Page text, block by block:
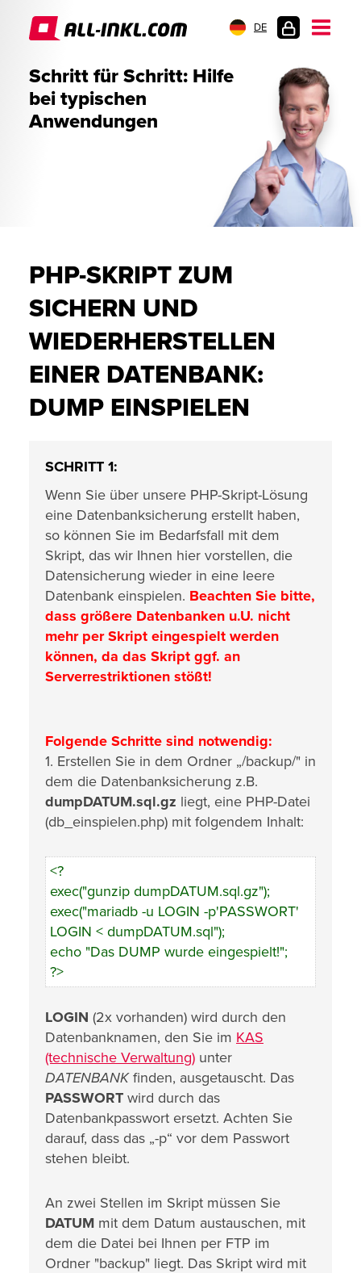
DE
Schritt für Schritt: Hilfe
bei typischen
Anwendungen
PHP-SKRIPT ZUM
SICHERN UND
WIEDERHERSTELLEN
EINER DATENBANK:
DUMP EINSPIELEN
SCHRITT 1:
Wenn Sie über unsere PHP-Skript-Lösung
eine Datenbanksicherung erstellt haben,
so können Sie im Bedarfsfall mit dem
Skript, das wir Ihnen hier vorstellen, die
Datensicherung wieder in eine leere
Datenbank einspielen. Beachten Sie bitte,
dass größere Datenbanken u.U. nicht
mehr per Skript eingespielt werden
können, da das Skript ggf. an
Serverrestriktionen stößt!
Folgende Schritte sind notwendig:
1. Erstellen Sie in dem Ordner „/backup/" in
dem die Datenbanksicherung z.B.
dumpDATUM.sql.gz liegt, eine PHP-Datei
(db_einspielen.php) mit folgendem Inhalt:
<?
exec("gunzip dumpDATUM.sql.gz");
exec("mariadb -u LOGIN -p'PASSWORT'
LOGIN < dumpDATUM.sql");
echo "Das DUMP wurde eingespielt!";
?>
LOGIN (2x vorhanden) wird durch den
Datenbanknamen, den Sie im KAS
(technische Verwaltung) unter
DATENBANKfinden, ausgetauscht. Das
PASSWORT wird durch das
Datenbankpasswort ersetzt. Achten Sie
darauf, dass das „-p“ vor dem Passwort
stehen bleibt.
An zwei Stellen im Skript müssen Sie
DATUM mit dem Datum austauschen, mit
dem die Datei bei Ihnen per FTP im
Ordner "backup" liegt. Das Skript wird mit